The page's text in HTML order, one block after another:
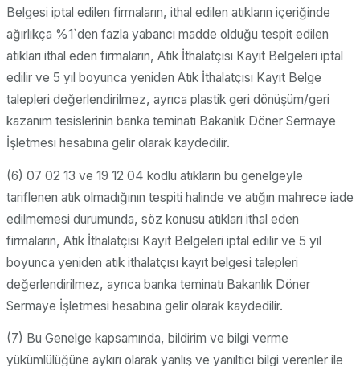
Belgesi iptal edilen firmaların, ithal edilen atıkların içeriğinde
ağırlıkça %1`den fazla yabancı madde olduğu tespit edilen
atıkları ithal eden firmaların, Atık İthalatçısı Kayıt Belgeleri iptal
edilir ve 5 yıl boyunca yeniden Atık İthalatçısı Kayıt Belge
talepleri değerlendirilmez, ayrıca plastik geri dönüşüm/geri
kazanım tesislerinin banka teminatı Bakanlık Döner Sermaye
İşletmesi hesabına gelir olarak kaydedilir.
(6) 07 02 13 ve 19 12 04 kodlu atıkların bu genelgeyle
tariflenen atık olmadığının tespiti halinde ve atığın mahrece iade
edilmemesi durumunda, söz konusu atıkları ithal eden
firmaların, Atık İthalatçısı Kayıt Belgeleri iptal edilir ve 5 yıl
boyunca yeniden atık ithalatçısı kayıt belgesi talepleri
değerlendirilmez, ayrıca banka teminatı Bakanlık Döner
Sermaye İşletmesi hesabına gelir olarak kaydedilir.
(7) Bu Genelge kapsamında, bildirim ve bilgi verme
yükümlülüğüne aykırı olarak yanlış ve yanıltıcı bilgi verenler ile